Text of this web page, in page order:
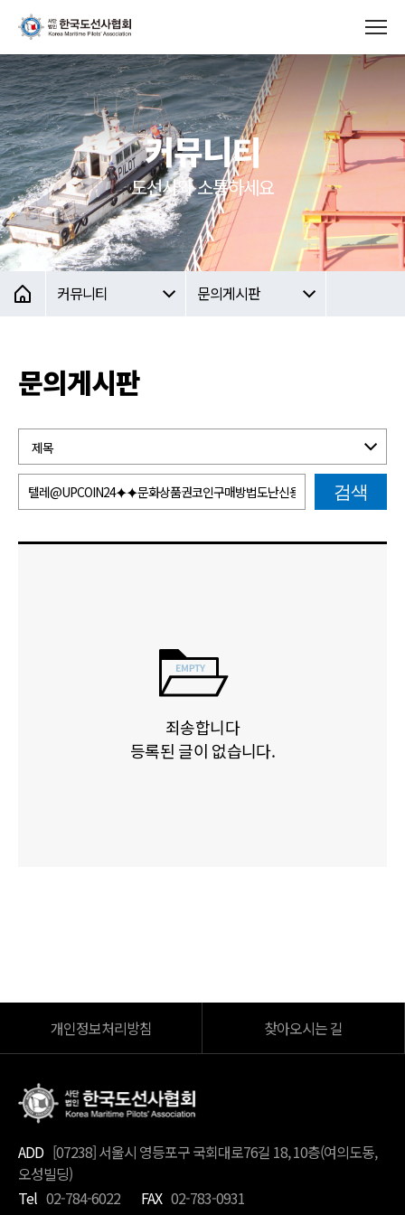
커뮤니티
도선사와 소통하세요
커뮤니티 문의게시판
문의게시판
검색
죄송합니다
등록된 글이 없습니다.
개인정보처리방침 찾아오시는 길
ADD [07238] 서울시 영등포구 국회대로76길 18, 10층(여의도동,
오성빌딩)
Tel 02-784-6022 FAX 02-783-0931